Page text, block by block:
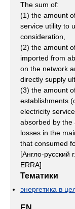
The sum of:
(1) the amount
service utility to
consideration,
(2) the amount
imported from
on the network
directly supply
(3) the amount
establishments
electricity
absorbed by the
losses in the
that consumed
[Англо-русский
ERRA]
Тематики
энергетика в